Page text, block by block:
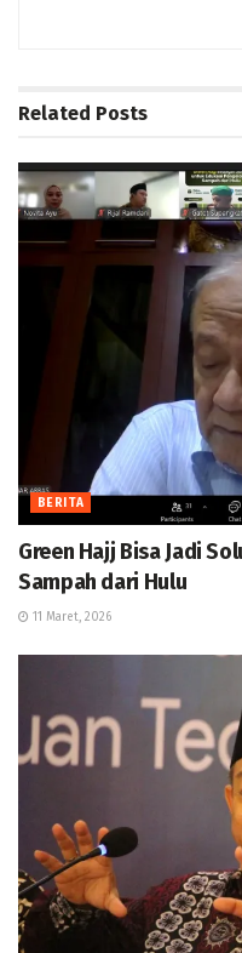
Related Posts
BERITA
Green Hajj Bisa Jadi
Sampah dari Hulu
11 Maret, 2026